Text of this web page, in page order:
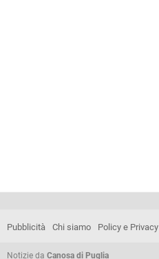
Pubblicità Chi siamo Policy e Privacy
Notizie da Canosa di Puglia